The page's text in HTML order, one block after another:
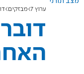
ערוץ 7 מבזקים